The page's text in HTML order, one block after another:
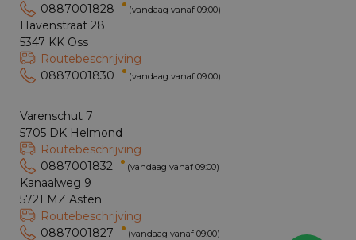
0887001828
(vandaag vanaf 09:00)
Havenstraat 28
5347 KK Oss
Routebeschrijving
0887001830
(vandaag vanaf 09:00)
Varenschut 7
5705 DK Helmond
Routebeschrijving
0887001832
(vandaag vanaf 09:00)
Kanaalweg 9
5721 MZ Asten
Routebeschrijving
0887001827
(vandaag vanaf 09:00)